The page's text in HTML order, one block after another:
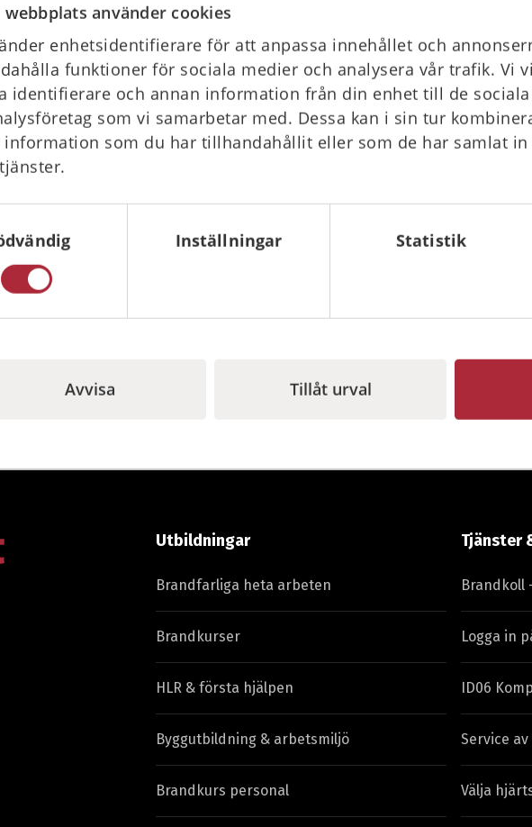
webbplats använder cookies
enhetsidentifierare för att anpassa innehållet och
funktioner för sociala medier och analysera vår trafik. Vi
identifierare och annan information från din enhet till de
som vi samarbetar med. Dessa kan i sin tur
information som du har tillhandahållit eller som de har samlat
Inställningar Statistik
Avvisa Tillåt urval
- här är
känna till
är presenterade!
här
hjärtstartare?
En hjärtstartare som är lika liten som en mobil och
Utbildningar
Brandfarliga heta arbeten
Brandkurser
HLR & första hjälpen
Byggutbildning & arbetsmiljö
Brandkurs personal
Tjänster
Brandkoll
Logga in
ID06
Service
Välja